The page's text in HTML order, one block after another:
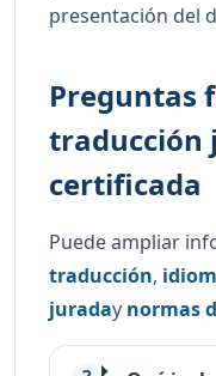
presentación del
Preguntas
traducción
certificada
Puede ampliar
traducción,
juraday normas